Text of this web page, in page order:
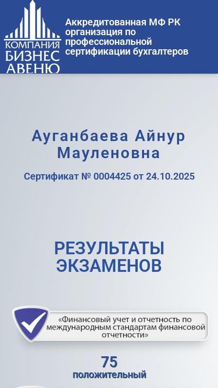
Аккредитованная МФ РК
организация по
профессиональной
сертификации бухгалтеров
Ауганбаева Айнур
Мауленовна
Сертификат № 0004425 от 24.10.2025
РЕЗУЛЬТАТЫ
ЭКЗАМЕНОВ
75
положительный